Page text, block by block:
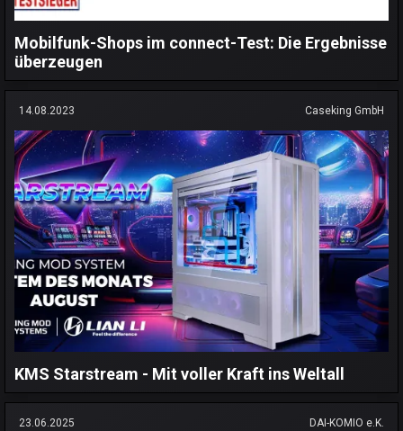
Mobilfunk-Shops im connect-Test: Die Ergebnisse
überzeugen
14.08.2023 Caseking GmbH
KMS Starstream - Mit voller Kraft ins Weltall
23.06.2025 DAI-KOMIO e.K.